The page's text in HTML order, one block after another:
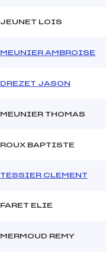
JEUNET LOIS
MEUNIER AMBROISE
DREZET JASON
MEUNIER THOMAS
ROUX BAPTISTE
TESSIER CLEMENT
FARET ELIE
MERMOUD REMY